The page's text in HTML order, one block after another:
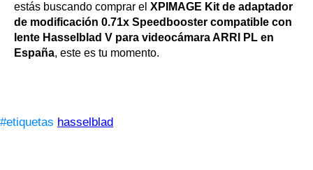
estás buscando comprar el XPIMAGE Kit de adaptador
de modificación 0.71x Speedbooster compatible con
lente Hasselblad V para videocámara ARRI PL en
España, este es tu momento.
#etiquetas hasselblad